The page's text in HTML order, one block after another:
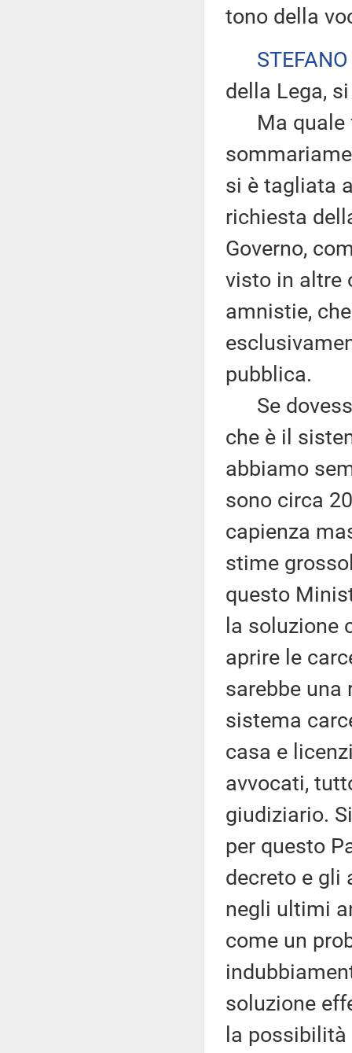
tono della
della Lega,
Ma quale
si è tagliata
richiesta
Governo,
visto in altre
amnistie,
pubblica.
Se
che è il
abbiamo
sono circa
capienza
stime
questo
la soluzione
aprire le
sarebbe una
sistema
casa e
avvocati,
giudiziario.
per questo
decreto e gli
negli ultimi
come un
soluzione
la